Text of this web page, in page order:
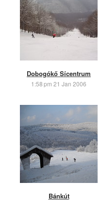
Dobogókő Sícentrum
1:58 pm 21 Jan 2006
Bánkút